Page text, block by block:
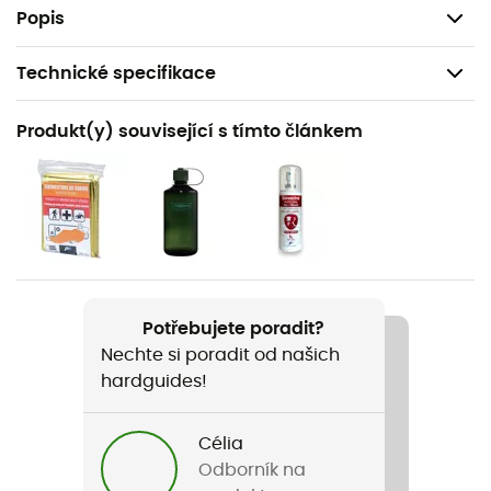
PopisHmotnost: 740 g
Technické specifikace
Doporučené pro
Pěší turistika
Pohlaví
Pánské / Dámské
Hmotnost
Název produktu
Poche pour lunettes ou masque de ski
Produkt(y) související s tímto článkem
Potřebujete poradit?
Nechte si poradit od našich
hardguides!
Célia
Odborník na